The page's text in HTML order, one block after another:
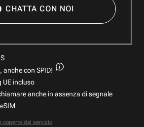
CHATTA CON NOI
anche con SPID!
UE incluso
anche in assenza di segnale
coperte dal servizio.